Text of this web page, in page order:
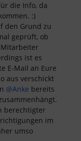
die Info, da
:)
den Grund zu
geprüft, ob
Mitarbeiter
ist es
E-Mail an Eure
aus verschickt
@Anke bereits
berechtigter
im
umso